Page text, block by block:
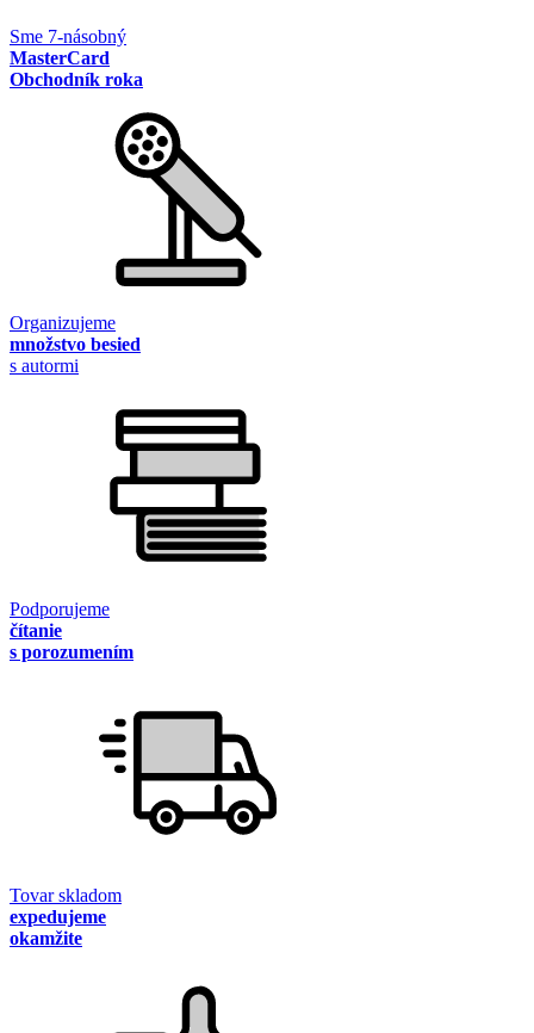
Sme 7-násobný
MasterCard
Obchodník roka
Organizujeme
množstvo besied
s autormi
Podporujeme
čítanie
s porozumením
Tovar skladom
expedujeme
okamžite